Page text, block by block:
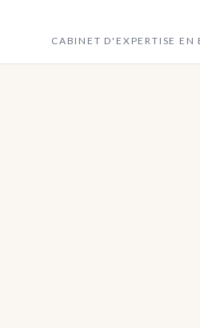
CABINET D'EXPERTISE EN